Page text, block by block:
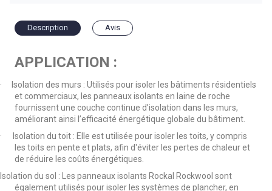
Description Avis
APPLICATION :
·
Isolation des murs : Utilisés pour isoler les bâtiments résidentiels
et commerciaux, les panneaux isolants en laine de roche
fournissent une couche continue d’isolation dans les murs,
améliorant ainsi l’efficacité énergétique globale du bâtiment.
·
Isolation du toit : Elle est utilisée pour isoler les toits, y compris
les toits en pente et plats, afin d'éviter les pertes de chaleur et
de réduire les coûts énergétiques.
Isolation du sol : Les panneaux isolants Rockal Rockwool sont
également utilisés pour isoler les systèmes de plancher, en